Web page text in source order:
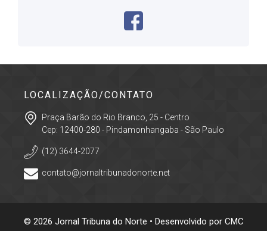
LOCALIZAÇÃO/CONTATO
Praça Barão do Rio Branco, 25 - Centro
Cep: 12400-280 - Pindamonhangaba - São Paulo
(12) 3644-2077
contato@jornaltribunadonorte.net
© 2026 Jornal Tribuna do Norte • Desenvolvido por CMC